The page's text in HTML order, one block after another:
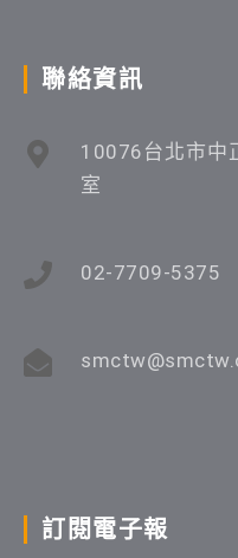
聯絡資訊
10076台北市中
室
02-7709-5375
訂閱電子報